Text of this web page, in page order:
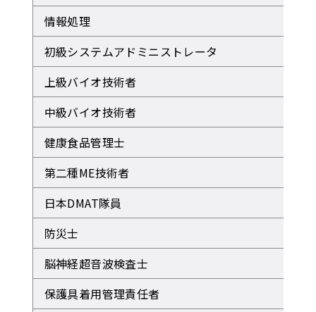
情報処理
初級システムアドミニストレータ
上級バイオ技術者
中級バイオ技術者
健康食品管理士
第二種ME技術者
日本DMAT隊員
防災士
脳神経超音波検査士
保護具着用管理責任者